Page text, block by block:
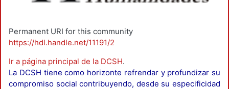
Permanent URI for this community
https://hdl.handle.net/11191/2
Ir a página principal de la DCSH.
La DCSH tiene como horizonte refrendar y profundizar su
compromiso social contribuyendo, desde su especificidad